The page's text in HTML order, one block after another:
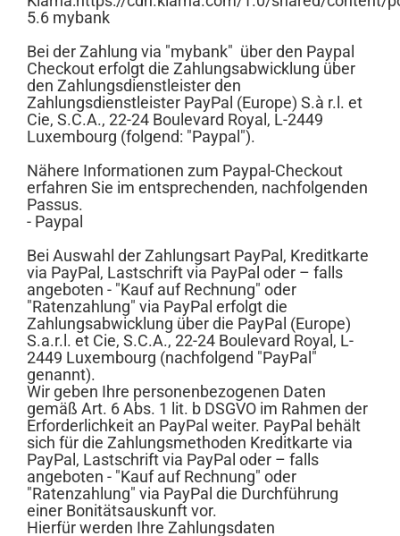
5.6 mybank
Bei der Zahlung via "mybank" über den Paypal
Checkout erfolgt die Zahlungsabwicklung über
den Zahlungsdienstleister den
Zahlungsdienstleister PayPal (Europe) S.à r.l. et
Cie, S.C.A., 22-24 Boulevard Royal, L-2449
Luxembourg (folgend: "Paypal").
Nähere Informationen zum Paypal-Checkout
erfahren Sie im entsprechenden, nachfolgenden
Passus.
- Paypal
Bei Auswahl der Zahlungsart PayPal, Kreditkarte
via PayPal, Lastschrift via PayPal oder – falls
angeboten - "Kauf auf Rechnung" oder
"Ratenzahlung" via PayPal erfolgt die
Zahlungsabwicklung über die PayPal (Europe)
S.a.r.l. et Cie, S.C.A., 22-24 Boulevard Royal, L-
2449 Luxembourg (nachfolgend "PayPal"
genannt).
Wir geben Ihre personenbezogenen Daten
gemäß Art. 6 Abs. 1 lit. b DSGVO im Rahmen der
Erforderlichkeit an PayPal weiter. PayPal behält
sich für die Zahlungsmethoden Kreditkarte via
PayPal, Lastschrift via PayPal oder – falls
angeboten - "Kauf auf Rechnung" oder
"Ratenzahlung" via PayPal die Durchführung
einer Bonitätsauskunft vor.
Hierfür werden Ihre Zahlungsdaten